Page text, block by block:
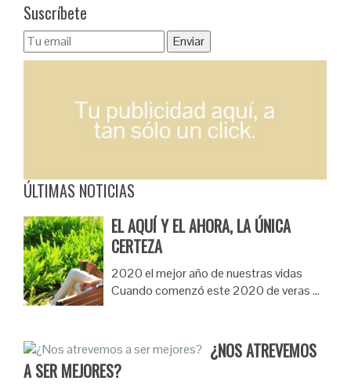
Suscríbete
ÚLTIMAS NOTICIAS
EL AQUÍ Y EL AHORA, LA ÚNICA
CERTEZA
2020 el mejor año de nuestras vidas
Cuando comenzó este 2020 de veras …
¿NOS ATREVEMOS
A SER MEJORES?